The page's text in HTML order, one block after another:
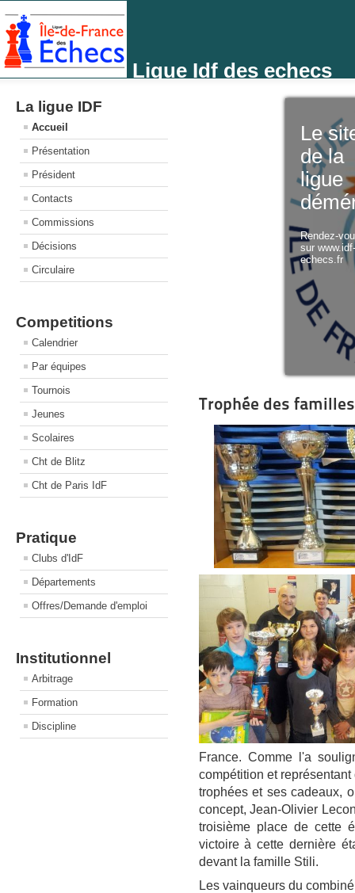
Ligue Idf des echecs
La ligue IDF
Accueil
Présentation
Président
Contacts
Commissions
Décisions
Circulaire
Competitions
Calendrier
Par équipes
Tournois
Jeunes
Scolaires
Cht de Blitz
Cht de Paris IdF
Pratique
Clubs d'IdF
Départements
Offres/Demande d'emploi
Institutionnel
Arbitrage
Formation
Discipline
Le
de la
ligue
Rendez-
sur
echecs.fr
Trophée des
France. Comme l'a
compétition et
trophées et ses cadeaux,
concept, Jean-Olivier
troisième place de cette
victoire à cette dernière
devant la famille Stili.
Les vainqueurs du